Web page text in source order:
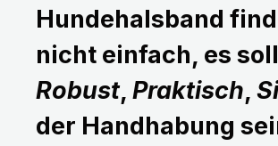
Hundehalsband
nicht einfach, es
Robust, Praktisch,
der Handhabung